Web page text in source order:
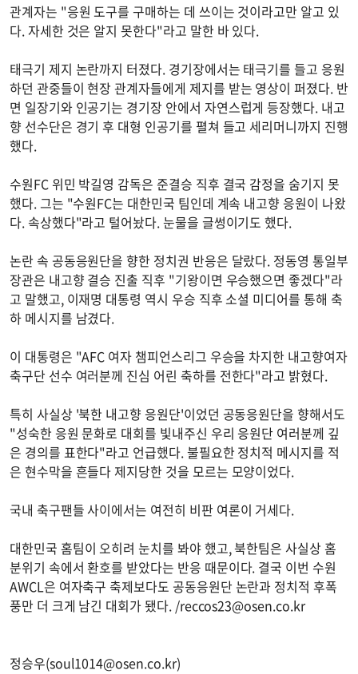
관계자는 "응원 도구를 구매하는 데 쓰이는 것이라고만 알고 있
다. 자세한 것은 알지 못한다"라고 말한 바 있다.
태극기 제지 논란까지 터졌다. 경기장에서는 태극기를 들고 응원
하던 관중들이 현장 관계자들에게 제지를 받는 영상이 퍼졌다. 반
면 일장기와 인공기는 경기장 안에서 자연스럽게 등장했다. 내고
향 선수단은 경기 후 대형 인공기를 펼쳐 들고 세리머니까지 진행
했다.
수원FC 위민 박길영 감독은 준결승 직후 결국 감정을 숨기지 못
했다. 그는 "수원FC는 대한민국 팀인데 계속 내고향 응원이 나왔
다. 속상했다"라고 털어놨다. 눈물을 글썽이기도 했다.
논란 속 공동응원단을 향한 정치권 반응은 달랐다. 정동영 통일부
장관은 내고향 결승 진출 직후 "기왕이면 우승했으면 좋겠다"라
고 말했고, 이재명 대통령 역시 우승 직후 소셜 미디어를 통해 축
하 메시지를 남겼다.
이 대통령은 "AFC 여자 챔피언스리그 우승을 차지한 내고향여자
축구단 선수 여러분께 진심 어린 축하를 전한다"라고 밝혔다.
특히 사실상 '북한 내고향 응원단'이었던 공동응원단을 향해서도
"성숙한 응원 문화로 대회를 빛내주신 우리 응원단 여러분께 깊
은 경의를 표한다"라고 언급했다. 불필요한 정치적 메시지를 적
은 현수막을 흔들다 제지당한 것을 모르는 모양이었다.
국내 축구팬들 사이에서는 여전히 비판 여론이 거세다.
대한민국 홈팀이 오히려 눈치를 봐야 했고, 북한팀은 사실상 홈
분위기 속에서 환호를 받았다는 반응 때문이다. 결국 이번 수원
AWCL은 여자축구 축제보다도 공동응원단 논란과 정치적 후폭
풍만 더 크게 남긴 대회가 됐다. /reccos23@osen.co.kr
정승우(soul1014@osen.co.kr)